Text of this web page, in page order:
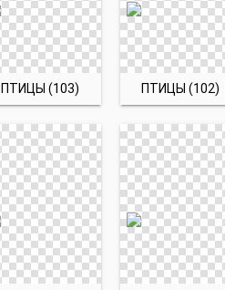
ПТИЦЫ (103) ПТИЦЫ (102)